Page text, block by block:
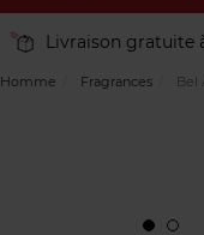
Livraison gratuite
Homme Fragrances Bel